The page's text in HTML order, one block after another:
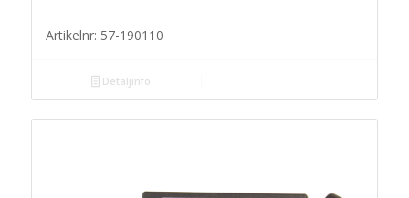
Artikelnr: 57-190110
Detaljinfo